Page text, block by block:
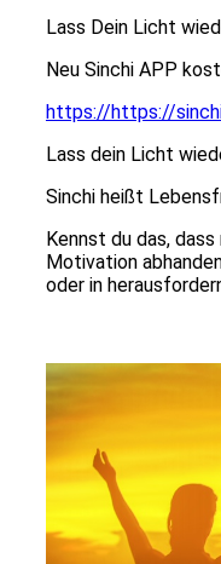
Lass Dein Licht
Neu Sinchi APP
https://https://
Lass dein Licht
Sinchi heißt
Kennst du das,
Motivation
oder in